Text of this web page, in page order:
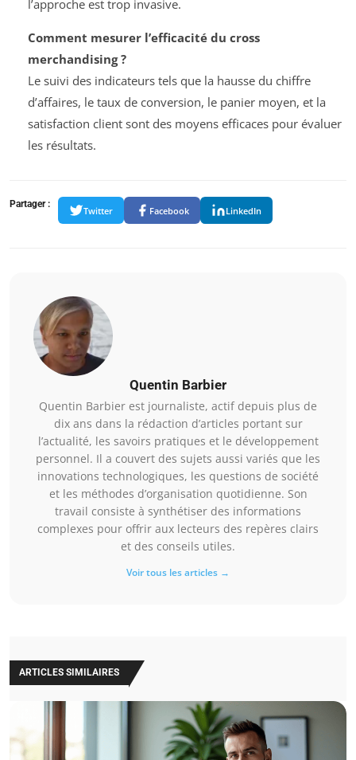
l’approche est trop invasive.
Comment mesurer l’efficacité du cross
merchandising ?
Le suivi des indicateurs tels que la hausse du chiffre
d’affaires, le taux de conversion, le panier moyen, et la
satisfaction client sont des moyens efficaces pour évaluer
les résultats.
Partager :
Twitter Facebook LinkedIn
Quentin Barbier
Quentin Barbier est journaliste, actif depuis plus de
dix ans dans la rédaction d’articles portant sur
l’actualité, les savoirs pratiques et le développement
personnel. Il a couvert des sujets aussi variés que les
innovations technologiques, les questions de société
et les méthodes d’organisation quotidienne. Son
travail consiste à synthétiser des informations
complexes pour offrir aux lecteurs des repères clairs
et des conseils utiles.
Voir tous les articles →
ARTICLES SIMILAIRES